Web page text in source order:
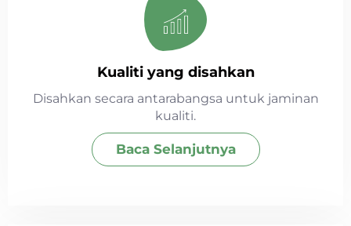
Kualiti yang disahkan
Disahkan secara antarabangsa untuk jaminan
kualiti.
Baca Selanjutnya